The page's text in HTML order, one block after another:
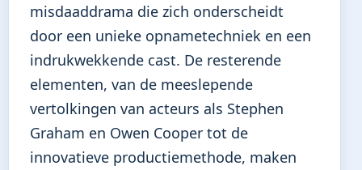
misdaaddrama die zich onderscheidt
door een unieke opnametechniek en een
indrukwekkende cast. De resterende
elementen, van de meeslepende
vertolkingen van acteurs als Stephen
Graham en Owen Cooper tot de
innovatieve productiemethode, maken